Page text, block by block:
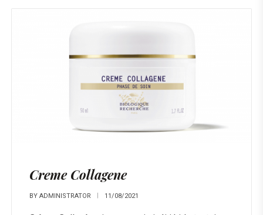
Creme Collagene
BY ADMINISTRATOR 11/08/2021